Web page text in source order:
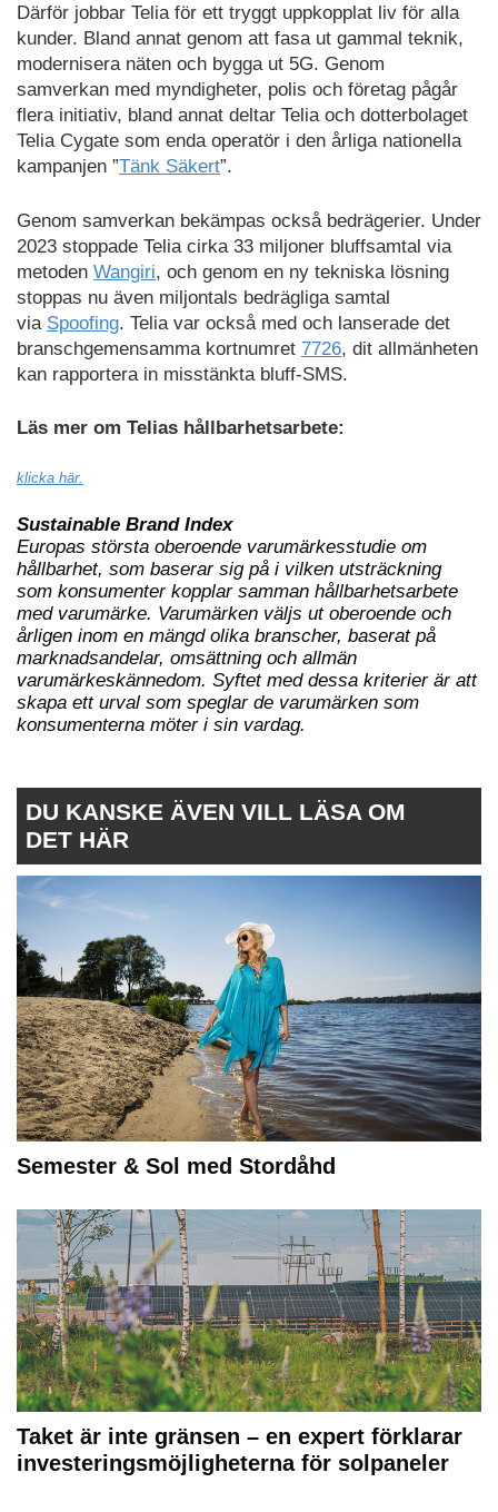
Därför jobbar Telia för ett tryggt uppkopplat liv för alla
kunder. Bland annat genom att fasa ut gammal teknik,
modernisera näten och bygga ut 5G. Genom
samverkan med myndigheter, polis och företag pågår
flera initiativ, bland annat deltar Telia och dotterbolaget
Telia Cygate som enda operatör i den årliga nationella
kampanjen ”Tänk Säkert”.
Genom samverkan bekämpas också bedrägerier. Under
2023 stoppade Telia cirka 33 miljoner bluffsamtal via
metoden Wangiri, och genom en ny tekniska lösning
stoppas nu även miljontals bedrägliga samtal
via Spoofing. Telia var också med och lanserade det
branschgemensamma kortnumret 7726, dit allmänheten
kan rapportera in misstänkta bluff-SMS.
Läs mer om Telias hållbarhetsarbete:
klicka här.
Sustainable Brand Index
Europas största oberoende varumärkesstudie om
hållbarhet, som baserar sig på i vilken utsträckning
som konsumenter kopplar samman hållbarhetsarbete
med varumärke. Varumärken väljs ut oberoende och
årligen inom en mängd olika branscher, baserat på
marknadsandelar, omsättning och allmän
varumärkeskännedom. Syftet med dessa kriterier är att
skapa ett urval som speglar de varumärken som
konsumenterna möter i sin vardag.
DU KANSKE ÄVEN VILL LÄSA OM
DET HÄR
Semester & Sol med Stordåhd
Taket är inte gränsen – en expert förklarar
investeringsmöjligheterna för solpaneler